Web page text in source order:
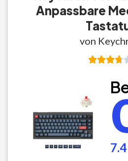
Anpassbare
von